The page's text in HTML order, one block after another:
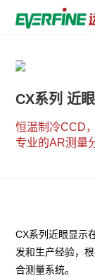
CX系列 近
恒温制冷CCD
专业的AR测量
CX系列近眼显示
发和生产经验，
合测量系统。